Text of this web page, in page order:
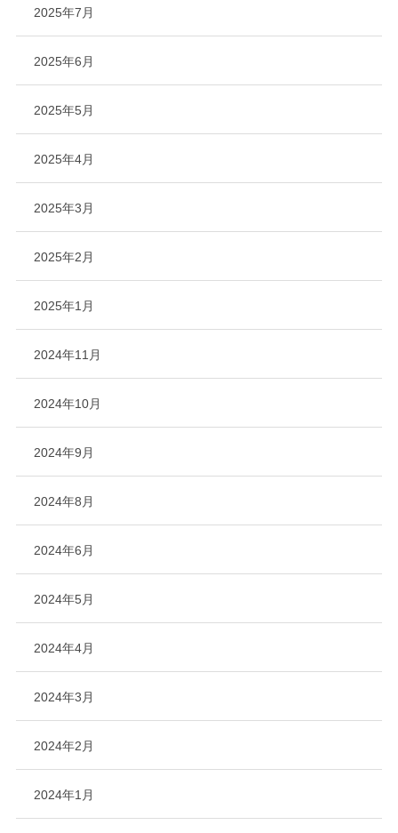
2025年7月
2025年6月
2025年5月
2025年4月
2025年3月
2025年2月
2025年1月
2024年11月
2024年10月
2024年9月
2024年8月
2024年6月
2024年5月
2024年4月
2024年3月
2024年2月
2024年1月